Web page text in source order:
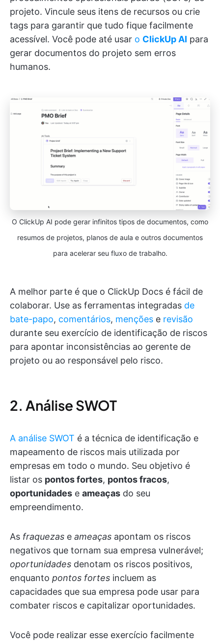
projeto. Vincule seus itens de recursos ou crie
tags para garantir que tudo fique facilmente
acessível. Você pode até usar o ClickUp AI para
gerar documentos do projeto sem erros
humanos.
O ClickUp AI pode gerar infinitos tipos de documentos, como
resumos de projetos, planos de aula e outros documentos
para acelerar seu fluxo de trabalho.
A melhor parte é que o ClickUp Docs é fácil de
colaborar. Use as ferramentas integradas de
bate-papo, comentários, menções e revisão
durante seu exercício de identificação de riscos
para apontar inconsistências ao gerente de
projeto ou ao responsável pelo risco.
2. Análise SWOT
A análise SWOT é a técnica de identificação e
mapeamento de riscos mais utilizada por
empresas em todo o mundo. Seu objetivo é
listar os pontos fortes, pontos fracos,
oportunidades e ameaças do seu
empreendimento.
As fraquezas e ameaças apontam os riscos
negativos que tornam sua empresa vulnerável;
oportunidades denotam os riscos positivos,
enquanto pontos fortes incluem as
capacidades que sua empresa pode usar para
combater riscos e capitalizar oportunidades.
Você pode realizar esse exercício facilmente